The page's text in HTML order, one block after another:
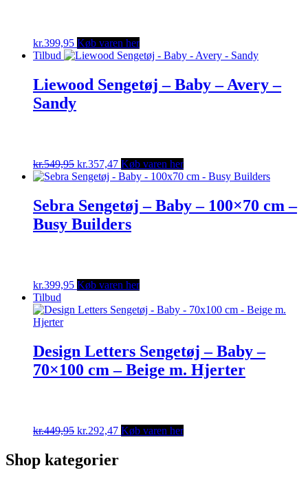
kr.399,95 Køb varen her
Tilbud
Liewood Sengetøj – Baby – Avery –
Sandy
kr.549,95 Original
price
kr.549,95.
kr.357,47Current
price
kr.357,47.
Køb varen her
Sebra Sengetøj – Baby – 100×70 cm –
Busy Builders
kr.399,95 Køb varen her
Tilbud
Design Letters Sengetøj – Baby –
70×100 cm – Beige m. Hjerter
kr.449,95 Original
was:
kr.449,95.
kr.292,47Current
Køb varen her
Shop kategorier